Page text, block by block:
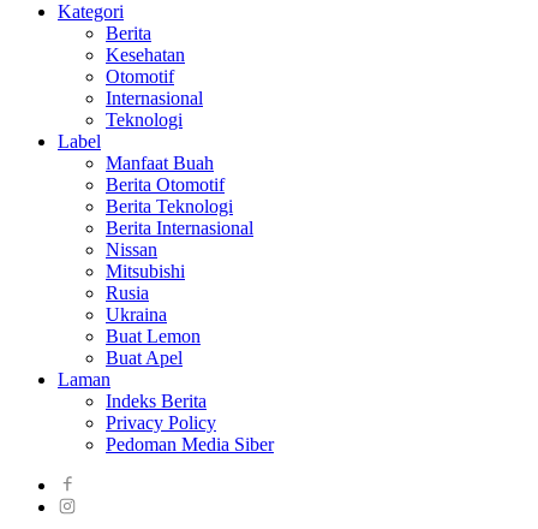
Kategori
Berita
Kesehatan
Otomotif
Internasional
Teknologi
Label
Manfaat Buah
Berita Otomotif
Berita Teknologi
Berita Internasional
Nissan
Mitsubishi
Rusia
Ukraina
Buat Lemon
Buat Apel
Laman
Indeks Berita
Privacy Policy
Pedoman Media Siber